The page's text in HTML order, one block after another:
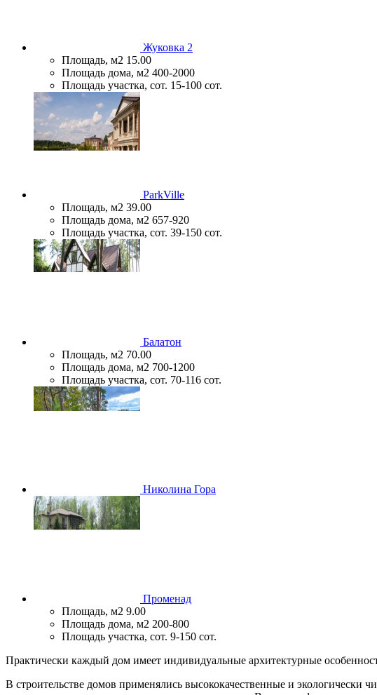
Жуковка 2
Площадь, м2 15.00
Площадь дома, м2 400-2000
Площадь участка, сот. 15-100 сот.
ParkVille
Площадь, м2 39.00
Площадь дома, м2 657-920
Площадь участка, сот. 39-150 сот.
Балатон
Площадь, м2 70.00
Площадь дома, м2 700-1200
Площадь участка, сот. 70-116 сот.
Николина Гора
Променад
Площадь, м2 9.00
Площадь дома, м2 200-800
Площадь участка, сот. 9-150 сот.
Практически каждый дом имеет индивидуальные архитектурные
В строительстве домов применялись высококачественные и